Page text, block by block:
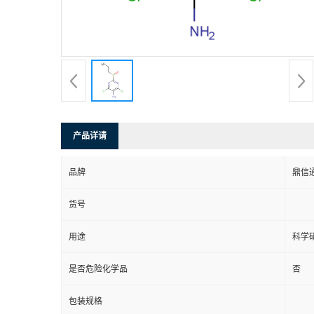
产品详请
品牌 鼎信
货号
用途 科学
是否危险化学品 否
包装规格